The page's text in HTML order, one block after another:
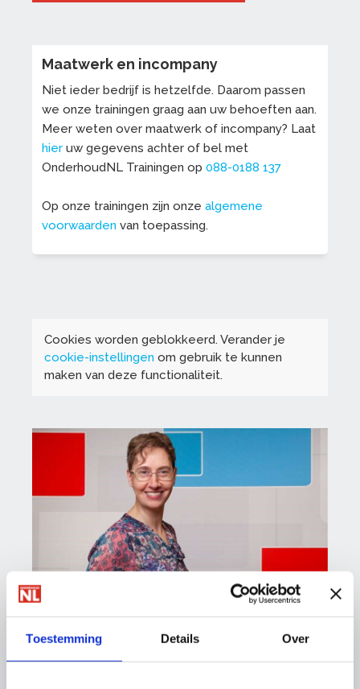
Toestemming Details Over
Maatwerk en incompany
Niet ieder bedrijf is hetzelfde. Daarom passen
we onze trainingen graag aan uw behoeften aan.
Meer weten over maatwerk of incompany? Laat
hier uw gegevens achter of bel met
OnderhoudNL Trainingen op 088-0188 137
Op onze trainingen zijn onze algemene
voorwaarden van toepassing.
Cookies worden geblokkeerd. Verander je
cookie-instellingen om gebruik te kunnen
maken van deze functionaliteit.
trainingen@onderhoudnl.nl